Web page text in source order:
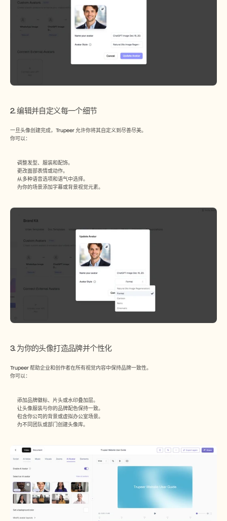
2. 编辑并自定义每一个细节
一旦头像创建完成，Trupeer 允许你将其自定义到尽善尽美。
你可以：
调整发型、服装和配饰。
更改面部表情或动作。
从多种语音选项和语气中选择。
为你的场景添加字幕或背景视觉元素。
3. 为你的头像打造品牌并个性化
Trupeer 帮助企业和创作者在所有视觉内容中保持品牌一致性。
你可以：
添加品牌徽标、片头或水印叠加层。
让头像服装与你的品牌配色保持一致。
包含你公司的背景或虚拟办公室场景。
为不同团队或部门创建头像库。